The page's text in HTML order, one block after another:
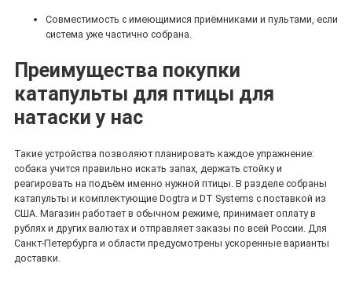
Совместимость с имеющимися приёмниками и пультами, если
система уже частично собрана.
Преимущества покупки
катапульты для птицы для
натаски у нас
Такие устройства позволяют планировать каждое упражнение:
собака учится правильно искать запах, держать стойку и
реагировать на подъём именно нужной птицы. В разделе собраны
катапульты и комплектующие Dogtra и DT Systems с поставкой из
США. Магазин работает в обычном режиме, принимает оплату в
рублях и других валютах и отправляет заказы по всей России. Для
Санкт-Петербурга и области предусмотрены ускоренные варианты
доставки.